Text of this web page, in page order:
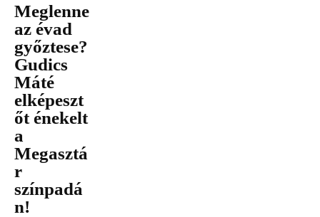
Meglenne
az évad
győztese?
Gudics
Máté
elképeszt
őt énekelt
a
Megasztá
r
színpadá
n!